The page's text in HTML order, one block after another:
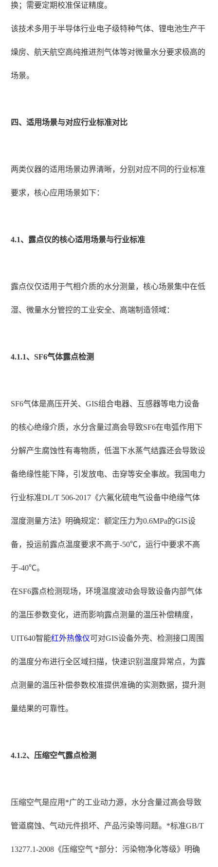
换；需要定期校准保证精度。
该技术多用于半导体行业电子级特种气体、锂电池生产干
燥房、航天航空高纯推进剂气体等对微量水分要求极高的
场景。
四、适用场景与对应行业标准对比
两类仪器的适用场景边界清晰，分别对应不同的行业标准
要求，核心应用场景如下：
4.1、露点仪的核心适用场景与行业标准
露点仪仅适用于气相介质的水分测量，核心场景集中在低
湿、微量水分管控的工业安全、高端制造领域：
4.1.1、SF6气体露点检测
SF6气体是高压开关、GIS组合电器、互感器等电力设备
的核心绝缘介质，水分含量过高会导致SF6在电弧作用下
分解产生腐蚀性有毒物质，低温下水蒸气结露还会导致设
备绝缘性能下降，引发放电、击穿等安全事故。我国电力
行业标准DL/T 506-2017《六氟化硫电气设备中绝缘气体
湿度测量方法》明确规定：额定压力为0.6MPa的GIS设
备，投运前露点温度要求不高于-50℃，运行中要求不高
于-40℃。
在SF6露点检测现场，环境温度波动会导致设备内部气体
的温压参数变化，进而影响露点测量的温压补偿精度，
UIT640智能红外热像仪可对GIS设备外壳、检测接口周围
的温度分布进行全区域扫描，快速识别温度异常点，为露
点测量的温压补偿参数校准提供准确的实测数据，提升测
量结果的可靠性。
4.1.2、压缩空气露点检测
压缩空气是应用*广的工业动力源，水分含量过高会导致
管道腐蚀、气动元件损坏、产品污染等问题。*标准GB/T
13277.1-2008《压缩空气 *部分：污染物净化等级》明确